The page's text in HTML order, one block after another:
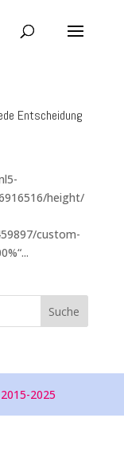
Entscheidung
height/
custom-
2025